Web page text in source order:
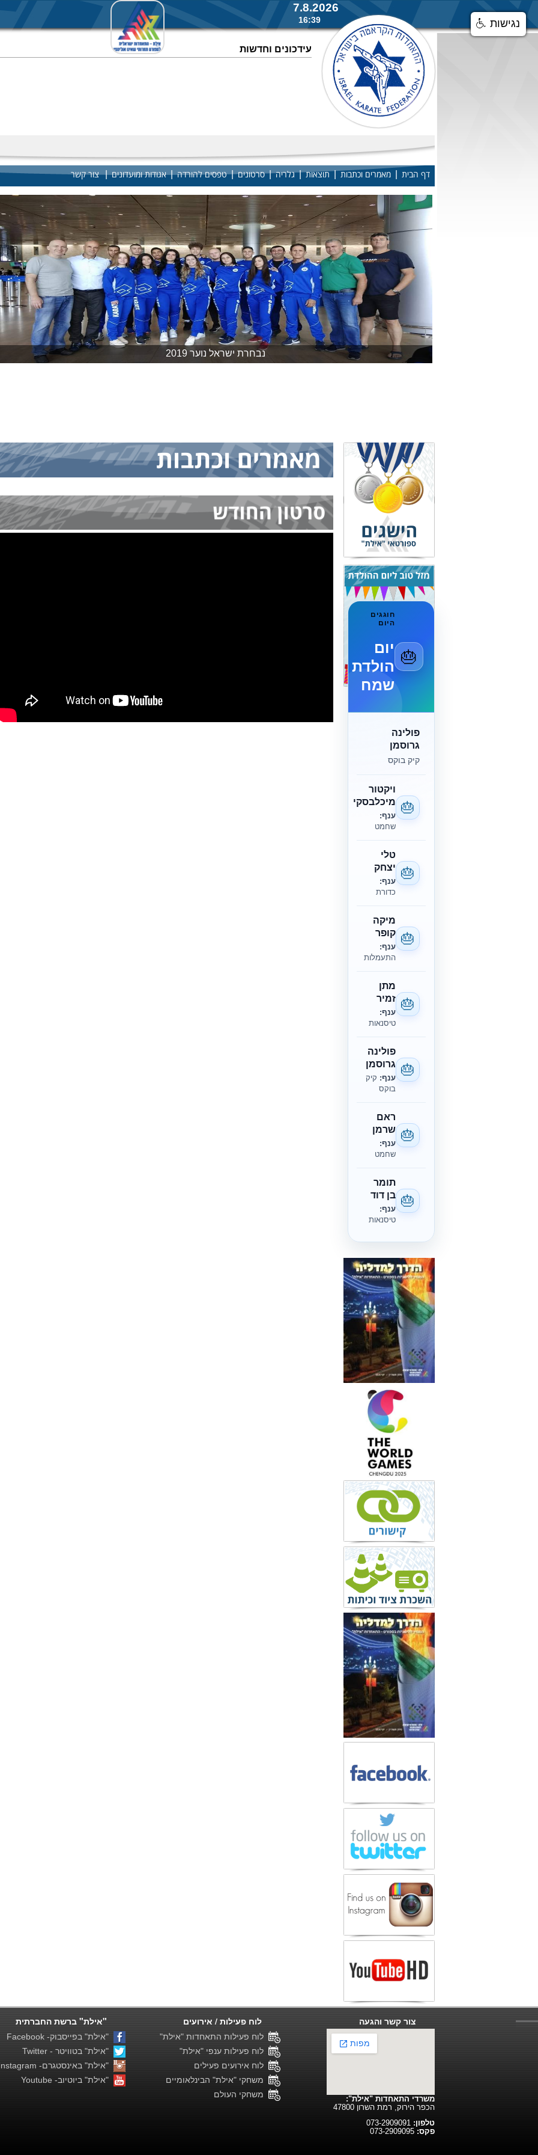
7.8.2026
16:39
עידכונים וחדשות
דף הבית מאמרים וכתבות|תוצאות|גלריה|סרטונים|טפסים להורדה|אגודות ומועדונים| צור קשר
נבחרת ישראל נוער 2019
🎂
חוגגים
היום
יום
הולדת
שמח
פולינה
גרוסמן
קיק בוקס
🎂
ויקטור
מיכלבסקי
ענף:
שחמט
🎂
טלי
יצחק
ענף:
כדורת
🎂
מיקה
קופר
ענף:
התעמלות
🎂
מתן
זמיר
ענף:
טיסנאות
🎂
פולינה
גרוסמן
ענף: קיק
בוקס
🎂
ראם
שרמן
ענף:
שחמט
🎂
תומר
בן דוד
ענף:
טיסנאות
"אילת" ברשת החברתית
"אילת" בפייסבוק- Facebook
"אילת" בטוויטר - Twitter
"אילת" באינסטגרם- Instagram
"אילת" ביוטיוב- Youtube
לוח פעילות / אירועים
לוח פעילות התאחדות "אילת"
לוח פעילות ענפי "אילת"
לוח אירועים פעילים
משחקי "אילת" הבינלאומיים
משחקי העולם
צור קשר והגעה
משרדי התאחדות "אילת":
הכפר הירוק, רמת השרון 47800
טלפון:
פקס:
נגישות